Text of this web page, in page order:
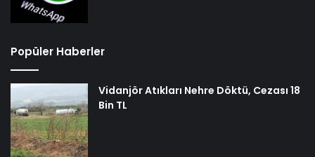
Popüler Haberler
Vidanjör Atıkları Nehre Döktü, Cezası 18
Bin TL